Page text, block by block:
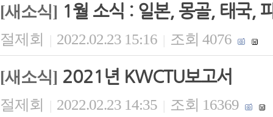
[새소식] 1월 소식 : 일본, 몽골, 태국,
절제회 | 2022.02.23 15:16 | 조회 4076
[새소식] 2021년 KWCTU보고서
절제회 | 2022.02.23 14:35 | 조회 16369